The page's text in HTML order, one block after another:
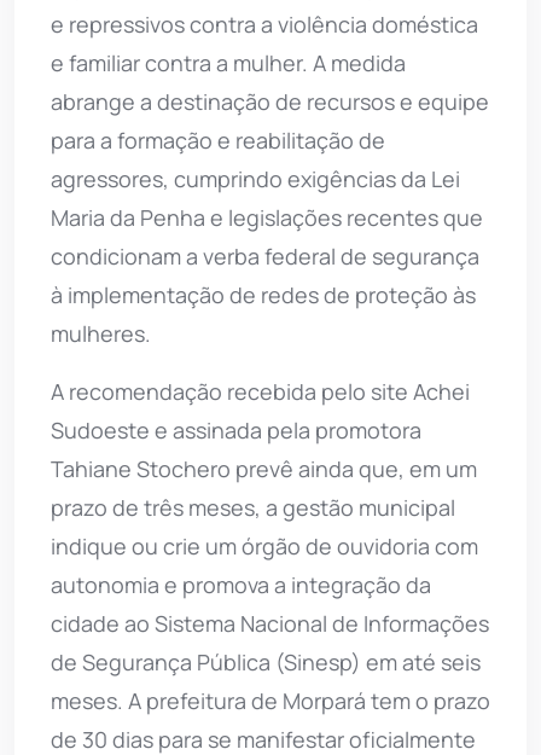
e repressivos contra a violência doméstica
e familiar contra a mulher. A medida
abrange a destinação de recursos e equipe
para a formação e reabilitação de
agressores, cumprindo exigências da Lei
Maria da Penha e legislações recentes que
condicionam a verba federal de segurança
à implementação de redes de proteção às
mulheres.
A recomendação recebida pelo site Achei
Sudoeste e assinada pela promotora
Tahiane Stochero prevê ainda que, em um
prazo de três meses, a gestão municipal
indique ou crie um órgão de ouvidoria com
autonomia e promova a integração da
cidade ao Sistema Nacional de Informações
de Segurança Pública (Sinesp) em até seis
meses. A prefeitura de Morpará tem o prazo
de 30 dias para se manifestar oficialmente